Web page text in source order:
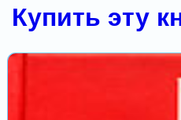
Купить эту